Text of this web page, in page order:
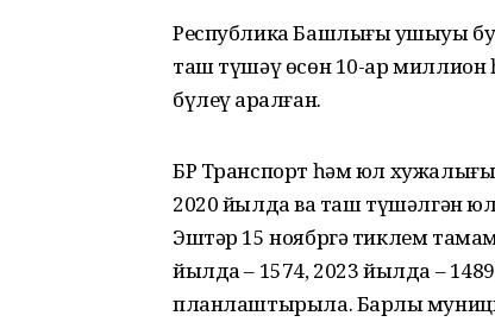
Республика Башлығы ҡушыуы
таш түшәү өсөн 10-ар миллион
бүлеү ҡаралған.
БР Транспорт һәм юл хужалығы
2020 йылда ваҡ таш түшәлгән
Эштәр 15 ноябргә тиклем
йылда – 1574, 2023 йылда –
планлаштырыла. Барлыҡ